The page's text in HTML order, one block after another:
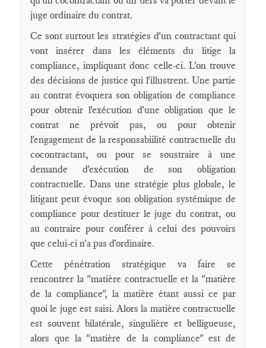
juge ordinaire du contrat.
Ce sont surtout les stratégies d'un contractant qui
vont insérer dans les éléments du litige la
compliance, impliquant donc celle-ci. L'on trouve
des décisions de justice qui l'illustrent. Une partie
au contrat évoquera son obligation de compliance
pour obtenir l'exécution d'une obligation que le
contrat ne prévoit pas, ou pour obtenir
l'engagement de la responsabiilité contractuelle du
cocontractant, ou pour se soustraire à une
demande d'exécution de son obligation
contractuelle. Dans une stratégie plus globale, le
litigant peut évoque son obligation systémique de
compliance pour destituer le juge du contrat, ou
au contraire pour conférer à celui des pouvoirs
que celui-ci n'a pas d'ordinaire.
Cette pénétration stratégique va faire se
rencontrer la "matière contractuelle et la "matière
de la compliance", la matière étant aussi ce par
quoi le juge est saisi. Alors la matière contractuelle
est souvent bilatérale, singulière et belligueuse,
alors que la "matière de la compliance" est de